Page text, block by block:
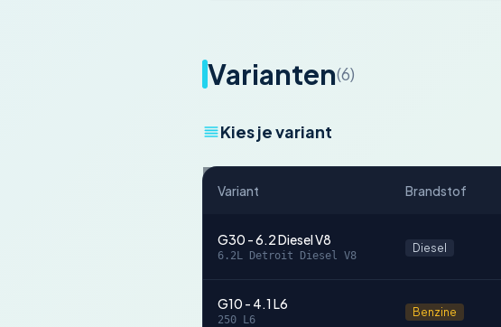
Varianten(6)
Kies je variant
Variant Brandstof
G30 - 6.2 Diesel V8
6.2L Detroit Diesel V8
Diesel
G10 - 4.1 L6
250 L6
Benzine